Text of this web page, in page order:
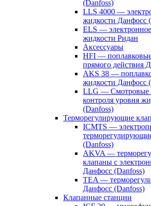
(Danfoss)
LLS 4000 —
жидкости Данфосс
ELS —
жидкости Ридан
Аксессуары
HFI —
прямого действия
AKS 38 —
жидкости Данфосс
LLG — Смотровые
контроля уровня
(Danfoss)
Терморегулирующие
ICMTS —
(Danfoss)
AKVA —
клапаны с
Данфосс (Danfoss)
TEA —
Данфосс (Danfoss)
Клапанные станции